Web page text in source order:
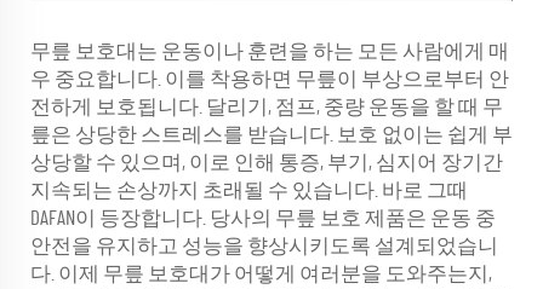
무릎 보호대는 운동이나 훈련을 하는 모든 사람에게 매
우 중요합니다. 이를 착용하면 무릎이 부상으로부터 안
전하게 보호됩니다. 달리기, 점프, 중량 운동을 할 때 무
릎은 상당한 스트레스를 받습니다. 보호 없이는 쉽게 부
상당할 수 있으며, 이로 인해 통증, 부기, 심지어 장기간
지속되는 손상까지 초래될 수 있습니다. 바로 그때
DAFAN이 등장합니다. 당사의 무릎 보호 제품은 운동 중
안전을 유지하고 성능을 향상시키도록 설계되었습니
다. 이제 무릎 보호대가 어떻게 여러분을 도와주는지,